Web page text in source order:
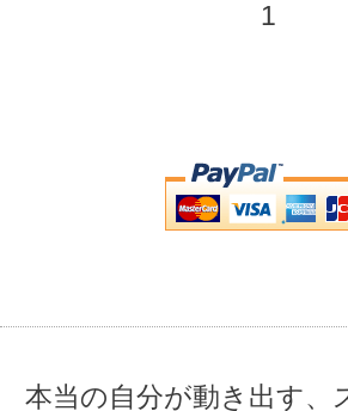
1
本当の自分が動き出す、